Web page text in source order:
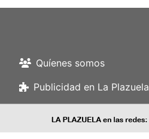
Quíenes somos
Publicidad en La Plazuela